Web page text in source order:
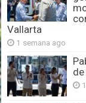
Vallarta
1 semana ago